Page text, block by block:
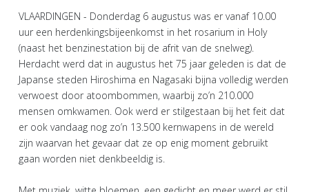
VLAARDINGEN - Donderdag 6 augustus was er vanaf 10.00
uur een herdenkingsbijeenkomst in het rosarium in Holy
(naast het benzinestation bij de afrit van de snelweg).
Herdacht werd dat in augustus het 75 jaar geleden is dat de
Japanse steden Hiroshima en Nagasaki bijna volledig werden
verwoest door atoombommen, waarbij zo’n 210.000
mensen omkwamen. Ook werd er stilgestaan bij het feit dat
er ook vandaag nog zo’n 13.500 kernwapens in de wereld
zijn waarvan het gevaar dat ze op enig moment gebruikt
gaan worden niet denkbeeldig is.